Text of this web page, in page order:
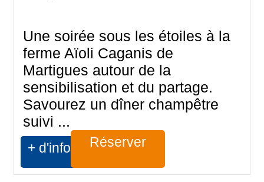
Une soirée sous les étoiles à la
ferme Aïoli Caganis de
Martigues autour de la
sensibilisation et du partage.
Savourez un dîner champêtre
suivi ...
+ d'infos Réserver